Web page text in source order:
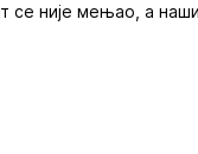
се није мењао, а